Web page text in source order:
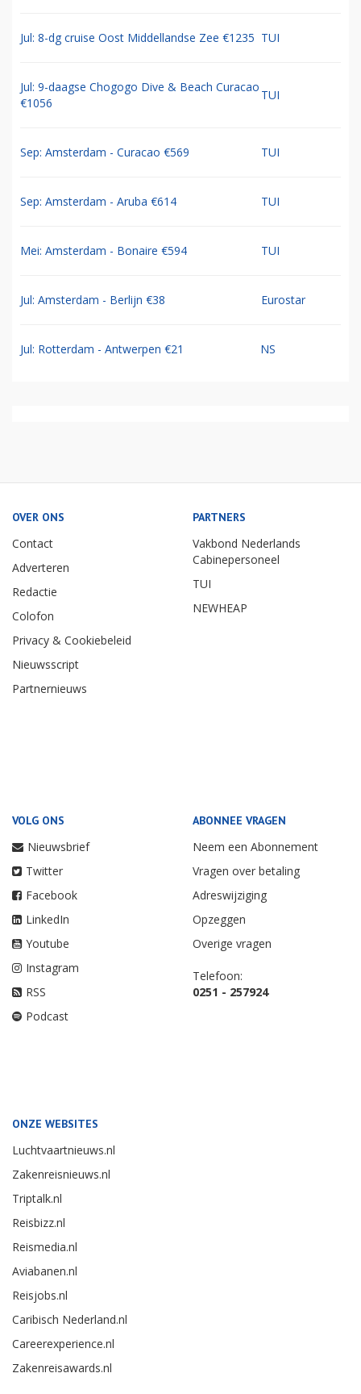
Jul: 8-dg cruise Oost Middellandse Zee €1235 TUI
Jul: 9-daagse Chogogo Dive & Beach Curacao
€1056
TUI
Sep: Amsterdam - Curacao €569 TUI
Sep: Amsterdam - Aruba €614 TUI
Mei: Amsterdam - Bonaire €594 TUI
Jul: Amsterdam - Berlijn €38 Eurostar
Jul: Rotterdam - Antwerpen €21 NS
OVER ONS
Contact
Adverteren
Redactie
Colofon
Privacy & Cookiebeleid
Nieuwsscript
Partnernieuws
PARTNERS
Vakbond Nederlands
Cabinepersoneel
TUI
NEWHEAP
VOLG ONS
Nieuwsbrief
Twitter
Facebook
LinkedIn
Youtube
Instagram
RSS
Podcast
ABONNEE VRAGEN
Neem een Abonnement
Vragen over betaling
Adreswijziging
Opzeggen
Overige vragen
Telefoon:
0251 - 257924
ONZE WEBSITES
Luchtvaartnieuws.nl
Zakenreisnieuws.nl
Triptalk.nl
Reisbizz.nl
Reismedia.nl
Aviabanen.nl
Reisjobs.nl
Caribisch Nederland.nl
Careerexperience.nl
Zakenreisawards.nl